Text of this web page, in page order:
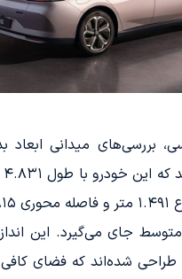
بررسی‌های میدانی ابعاد
جای می‌گیرد. این
شده‌اند که فضای کافی